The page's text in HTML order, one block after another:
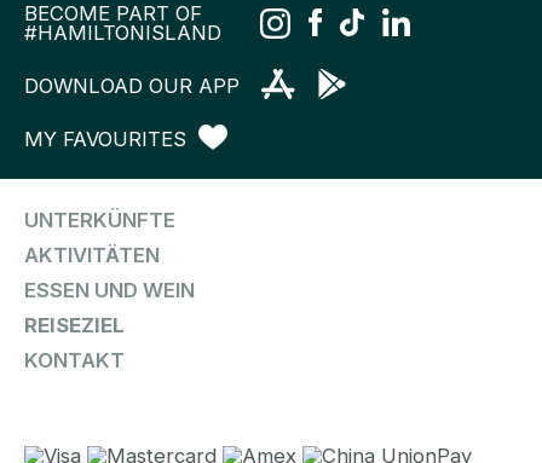
BECOME PART OF
#HAMILTONISLAND
DOWNLOAD OUR APP
MY FAVOURITES
UNTERKÜNFTE
AKTIVITÄTEN
ESSEN UND WEIN
REISEZIEL
KONTAKT